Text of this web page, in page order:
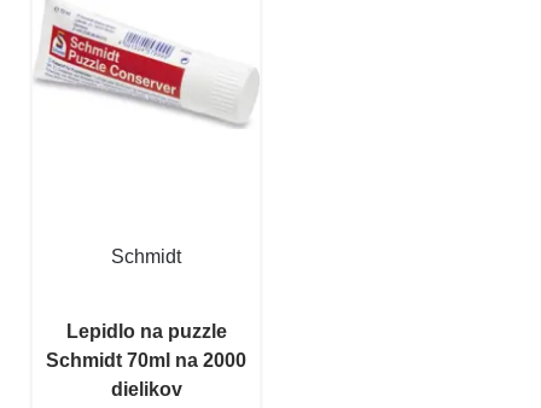
Schmidt
Lepidlo na puzzle
Schmidt 70ml na 2000
dielikov